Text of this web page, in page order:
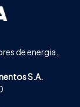
de energia.
S.A.